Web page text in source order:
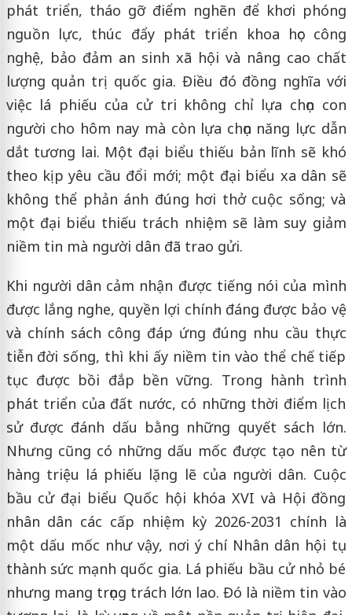
phát triển, tháo gỡ điểm nghẽn để khơi phóng
nguồn lực, thúc đẩy phát triển khoa học công
nghệ, bảo đảm an sinh xã hội và nâng cao chất
lượng quản trị quốc gia. Điều đó đồng nghĩa với
việc lá phiếu của cử tri không chỉ lựa chọn con
người cho hôm nay mà còn lựa chọn năng lực dẫn
dắt tương lai. Một đại biểu thiếu bản lĩnh sẽ khó
theo kịp yêu cầu đổi mới; một đại biểu xa dân sẽ
không thể phản ánh đúng hơi thở cuộc sống; và
một đại biểu thiếu trách nhiệm sẽ làm suy giảm
niềm tin mà người dân đã trao gửi.
Khi người dân cảm nhận được tiếng nói của mình
được lắng nghe, quyền lợi chính đáng được bảo vệ
và chính sách công đáp ứng đúng nhu cầu thực
tiễn đời sống, thì khi ấy niềm tin vào thể chế tiếp
tục được bồi đắp bền vững. Trong hành trình
phát triển của đất nước, có những thời điểm lịch
sử được đánh dấu bằng những quyết sách lớn.
Nhưng cũng có những dấu mốc được tạo nên từ
hàng triệu lá phiếu lặng lẽ của người dân. Cuộc
bầu cử đại biểu Quốc hội khóa XVI và Hội đồng
nhân dân các cấp nhiệm kỳ 2026-2031 chính là
một dấu mốc như vậy, nơi ý chí Nhân dân hội tụ
thành sức mạnh quốc gia. Lá phiếu bầu cử nhỏ bé
nhưng mang trọng trách lớn lao. Đó là niềm tin vào